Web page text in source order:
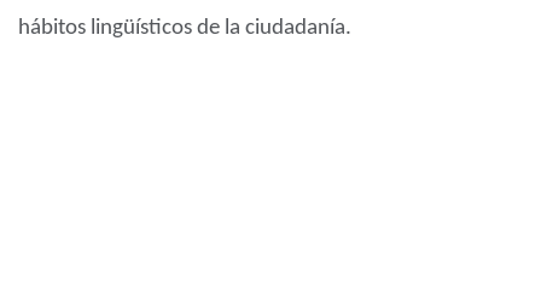
hábitos lingüísticos de la ciudadanía.